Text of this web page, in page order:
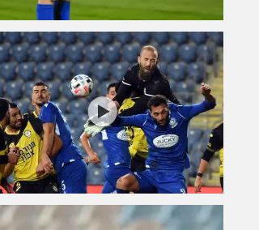
תנאי שימוש
מדיניות פרטיות
תקנון פעילות ספורט 1
רשיון להקרנה פומבית לבית עסק
הצטרפות לחבילת הערוצים
לוח דרושים – ג'ובנט
תגיות